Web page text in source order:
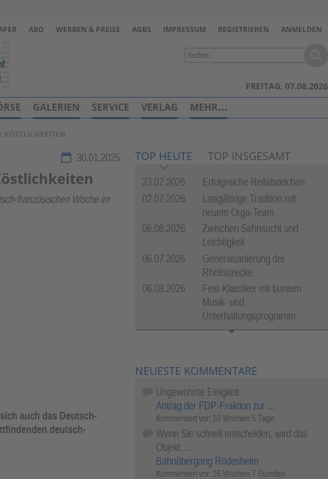
FREITAG, 07.08.2026
ABO WERBEN & PREISE AGBS IMPRESSUM REGISTRIEREN ANMELDEN
KÖSTLICHKEITEN
30.01.2025
französischen Woche im
auch das Deutsch-
deutsch-
TOP HEUTE TOP INSGESAMT
23.07.2026
Erfolgreiche Reitabzeichen
02.07.2026
Langjährige Tradition mit
neuem Orga-Team
06.08.2026
Zwischen Sehnsucht und
Leichtigkeit
06.07.2026
Generalsanierung der
Rheinstrecke
06.08.2026
Fest-Klassiker mit buntem
Musik- und
Unterhaltungsprogramm
NEUESTE KOMMENTARE
Ungewohnte Einigkeit
Antrag der FDP-Fraktion zur …
Kommentiert vor: 10 Wochen 5 Tage
Wenn Sie schnell entscheiden, wird das
Objekt …
Bahnübergang Rüdesheim
Kommentiert vor: 26 Wochen 7 Stunden
GALERIEN SERVICE VERLAG MEHR…